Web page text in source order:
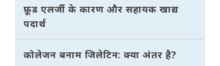
फ़ूड एलर्जी के कारण और सहायक खाद्य
पदार्थ
कोलेजन बनाम जिलेटिन: क्या अंतर है?